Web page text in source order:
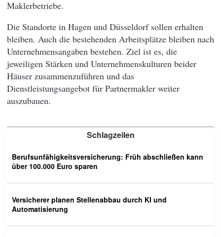
Maklerbetriebe.
Die Standorte in Hagen und Düsseldorf sollen erhalten
bleiben. Auch die bestehenden Arbeitsplätze bleiben nach
Unternehmensangaben bestehen. Ziel ist es, die
jeweiligen Stärken und Unternehmenskulturen beider
Häuser zusammenzuführen und das
Dienstleistungsangebot für Partnermakler weiter
auszubauen.
Schlagzeilen
Berufsunfähigkeitsversicherung: Früh abschließen kann
über 100.000 Euro sparen
Versicherer planen Stellenabbau durch KI und
Automatisierung